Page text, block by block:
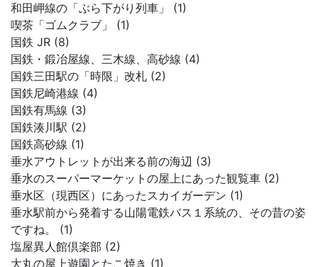
和田岬線の「ぶら下がり列車」 (1)
喫茶「ゴムクラブ」 (1)
国鉄 JR (8)
国鉄・鍛冶屋線、三木線、高砂線 (4)
国鉄三田駅の「時限」改札 (2)
国鉄尼崎港線 (4)
国鉄有馬線 (3)
国鉄湊川駅 (2)
国鉄高砂線 (1)
垂水アウトレットが出来る前の海辺 (3)
垂水のスーパーマーケットの屋上にあった観覧車 (2)
垂水区（現西区）にあったスカイガーデン (1)
垂水駅前から発着する山陽電鉄バス１系統の、その昔の姿
ですね。 (1)
塩屋異人館倶楽部 (2)
大丸の屋上遊園とたこ焼き (1)